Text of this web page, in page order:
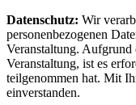
Datenschutz: Wir
personenbezogenen
Veranstaltung.
Veranstaltung, ist es
teilgenommen hat. Mit
einverstanden.